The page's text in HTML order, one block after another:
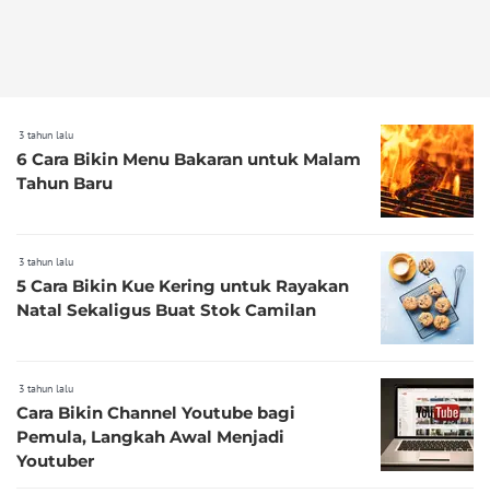
3 tahun lalu
6 Cara Bikin Menu Bakaran untuk Malam
Tahun Baru
3 tahun lalu
5 Cara Bikin Kue Kering untuk Rayakan
Natal Sekaligus Buat Stok Camilan
3 tahun lalu
Cara Bikin Channel Youtube bagi
Pemula, Langkah Awal Menjadi
Youtuber